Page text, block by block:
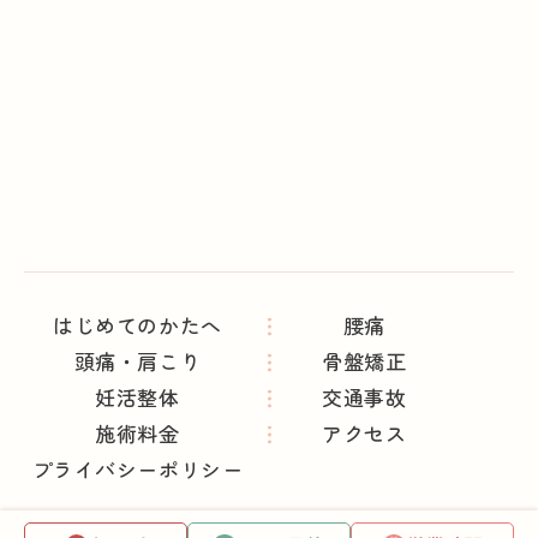
はじめてのかたへ
腰痛
頭痛・肩こり
骨盤矯正
妊活整体
交通事故
施術料金
アクセス
プライバシーポリシー